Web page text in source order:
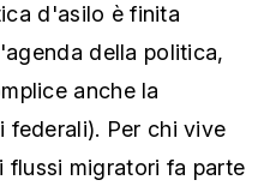
d'asilo è finita
della politica,
anche la
federali). Per chi vive
migratori fa parte